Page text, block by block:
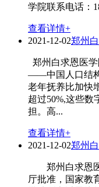
学院联系电话：
查看详情+
2021-12-02郑州
郑州白求恩医
——中国人口结构
老年抚养比加快
超过50%,这些数
担。高...
查看详情+
2021-12-02郑州
郑州白求恩医
厅批准，国家教